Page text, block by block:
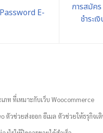
E-
การสมัค
ชำระ
เภท ที่เหมาะกับเว็บ Woocommerce
ตัวช่วยส่งออก อีเมล ตัวช่วยให้ธรุกิจเติ